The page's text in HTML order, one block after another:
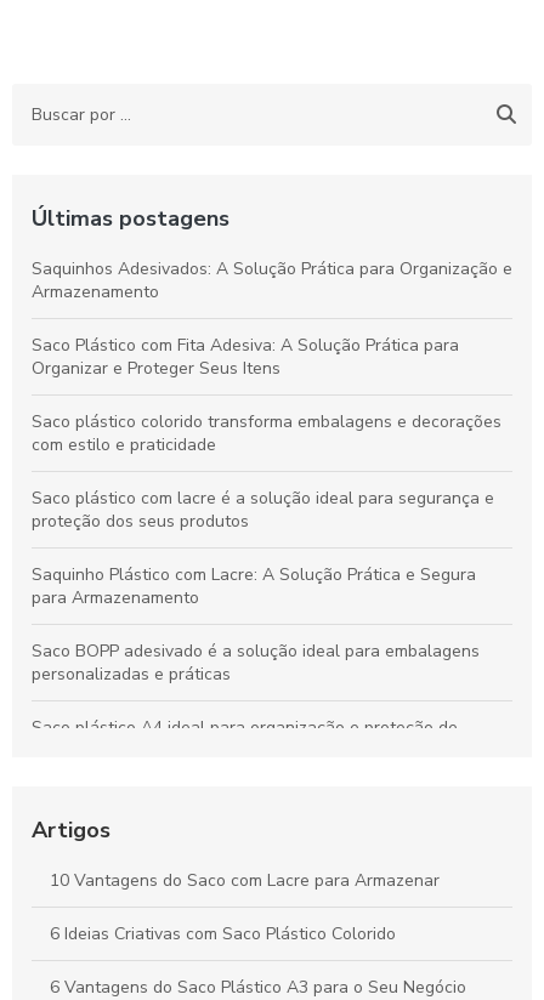
Últimas postagens
Saquinhos Adesivados: A Solução Prática para Organização e
Armazenamento
Saco Plástico com Fita Adesiva: A Solução Prática para
Organizar e Proteger Seus Itens
Saco plástico colorido transforma embalagens e decorações
com estilo e praticidade
Saco plástico com lacre é a solução ideal para segurança e
proteção dos seus produtos
Saquinho Plástico com Lacre: A Solução Prática e Segura
para Armazenamento
Saco BOPP adesivado é a solução ideal para embalagens
personalizadas e práticas
Saco plástico A4 ideal para organização e proteção de
seu uso
Saco polipropileno como solução versátil para
armazenamento e transporte
Como Escolher Saco Plástico Transparente para Diversas
Aplicações
Artigos
10 Vantagens do Saco com Lacre para Armazenar
6 Ideias Criativas com Saco Plástico Colorido
6 Vantagens do Saco Plástico A3 para o Seu Negócio